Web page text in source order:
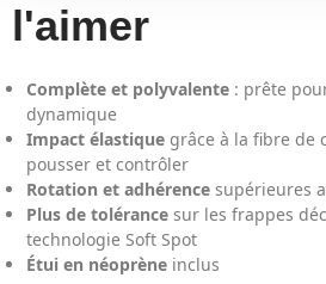
l'aimer
Complète et polyvalente : prête
dynamique
Impact élastique grâce à la fibre de
pousser et contrôler
Rotation et adhérence supérieures
Plus de tolérance sur les frappes
technologie Soft Spot
Étui en néoprène inclus